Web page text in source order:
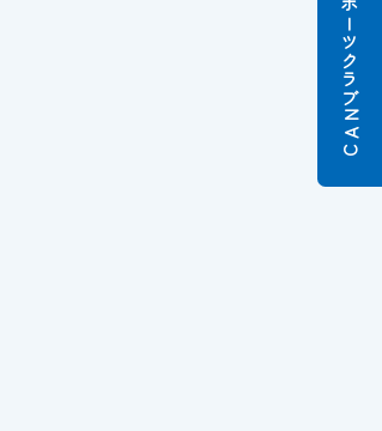
スポーツクラブ
N
A
C